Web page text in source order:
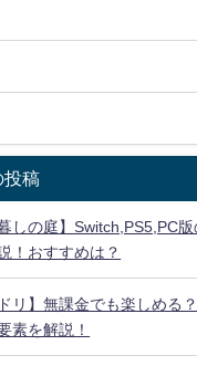
投稿
しの庭】Switch,PS5,PC版
！おすすめは？
ドリ】無課金でも楽しめる
素を解説！